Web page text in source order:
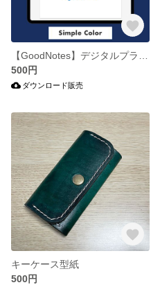
500円
ダウンロード販売
キーケース型紙
500円